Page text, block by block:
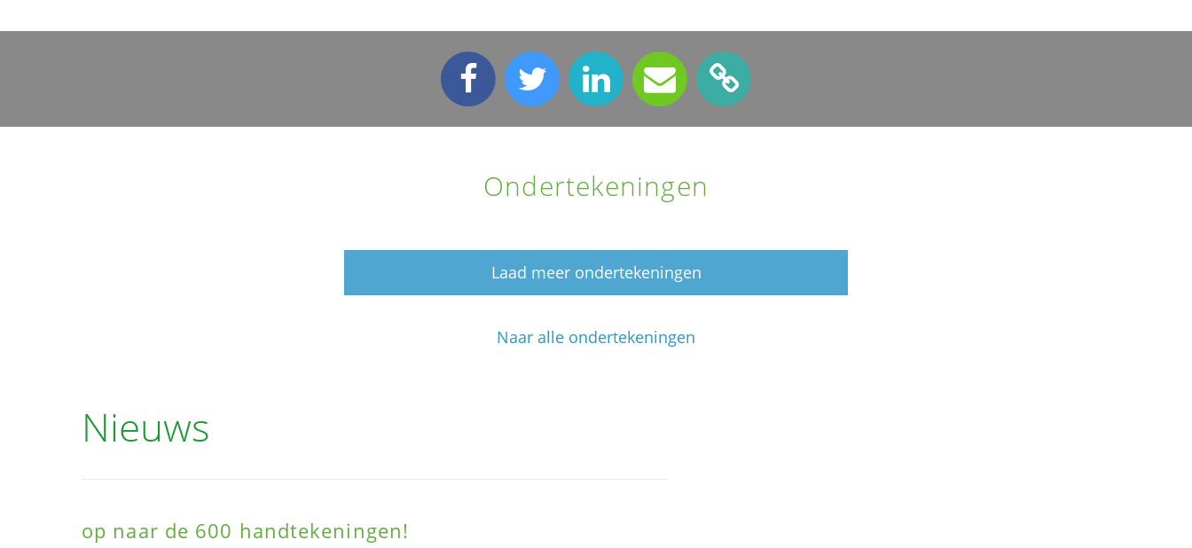
Ondertekeningen
Laad meer ondertekeningen
Naar alle ondertekeningen
Nieuws
op naar de 600 handtekeningen!